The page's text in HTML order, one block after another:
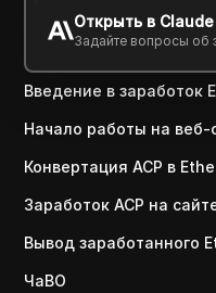
Открыть в Claude
Задайте вопросы об
Copy Link
Введение в заработок
Начало работы на веб-
Конвертация ACP в
Заработок ACP на
Вывод заработанного
ЧаВО